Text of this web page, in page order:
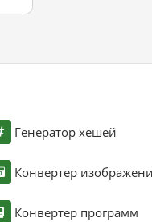
Генератор хешей
Конвертер
Конвертер программ